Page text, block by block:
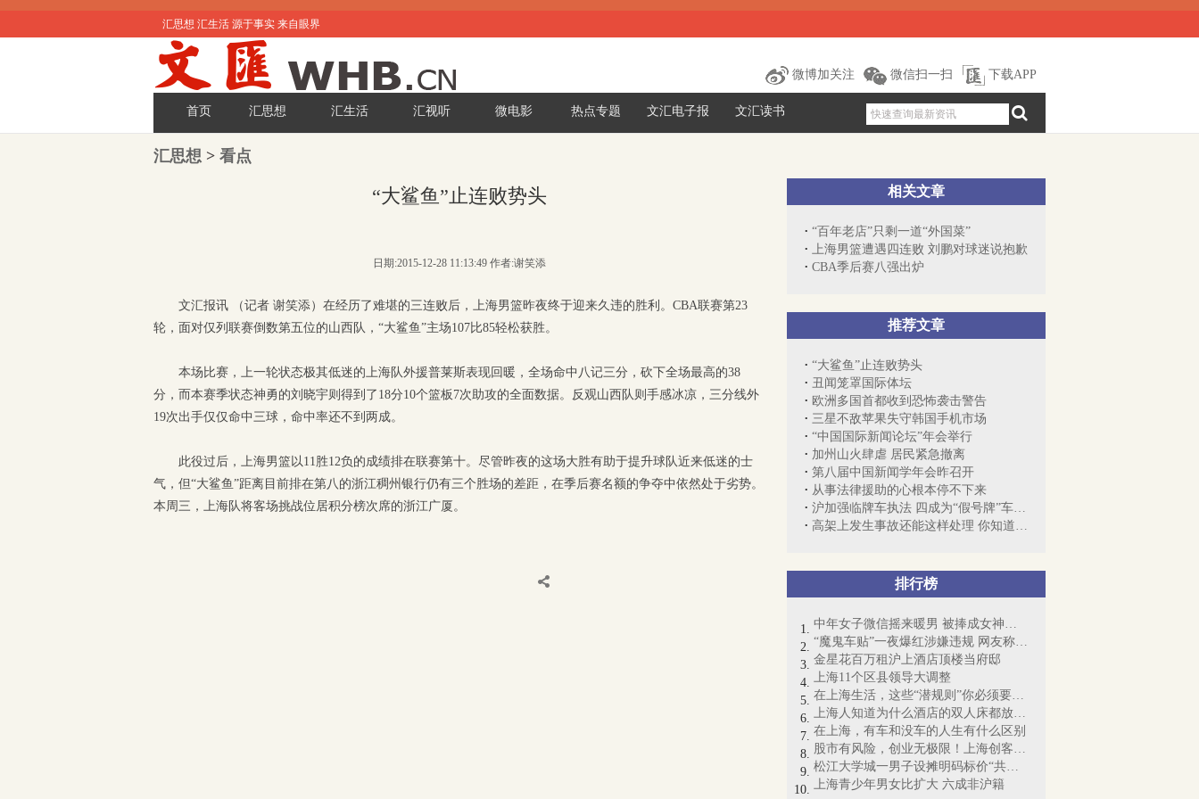
汇思想 汇生活 源于事实 来自眼界
微博加关注 微信扫一扫 下载APP
首页 汇思想 汇生活 汇视听 微电影 热点专题 文汇电子报 文汇读书
汇思想 > 看点
相关文章
“百年老店”只剩一道“外国菜”
上海男篮遭遇四连败 刘鹏对球迷说抱歉
CBA季后赛八强出炉
推荐文章
“大鲨鱼”止连败势头
丑闻笼罩国际体坛
欧洲多国首都收到恐怖袭击警告
三星不敌苹果失守韩国手机市场
“中国国际新闻论坛”年会举行
加州山火肆虐 居民紧急撤离
第八届中国新闻学年会昨召开
从事法律援助的心根本停不下来
沪加强临牌车执法 四成为“假号牌”车被暂扣
高架上发生事故还能这样处理 你知道吗？
排行榜
中年女子微信摇来暖男 被捧成女神却丧命
“魔鬼车贴”一夜爆红涉嫌违规 网友称“...
金星花百万租沪上酒店顶楼当府邸
上海11个区县领导大调整
在上海生活，这些“潜规则”你必须要懂！
上海人知道为什么酒店的双人床都放4个枕...
在上海，有车和没车的人生有什么区别
股市有风险，创业无极限！上海创客梦想起航
松江大学城一男子设摊明码标价“共享女友...
上海青少年男女比扩大 六成非沪籍
“大鲨鱼”止连败势头
日期:2015-12-28 11:13:49 作者:谢笑添
文汇报讯 （记者 谢笑添）在经历了难堪的三连败后，上海男篮昨夜终于迎来久违的胜利。CBA联赛第23
轮，面对仅列联赛倒数第五位的山西队，“大鲨鱼”主场107比85轻松获胜。
本场比赛，上一轮状态极其低迷的上海队外援普莱斯表现回暖，全场命中八记三分，砍下全场最高的38
分，而本赛季状态神勇的刘晓宇则得到了18分10个篮板7次助攻的全面数据。反观山西队则手感冰凉，三分线外
19次出手仅仅命中三球，命中率还不到两成。
此役过后，上海男篮以11胜12负的成绩排在联赛第十。尽管昨夜的这场大胜有助于提升球队近来低迷的士
气，但“大鲨鱼”距离目前排在第八的浙江稠州银行仍有三个胜场的差距，在季后赛名额的争夺中依然处于劣势。
本周三，上海队将客场挑战位居积分榜次席的浙江广厦。